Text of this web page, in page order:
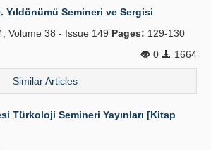
Yıldönümü Semineri ve Sergisi
Volume 38 - Issue 149 Pages: 129-130
0
1664
Similar Articles
Türkoloji Semineri Yayınları [Kitap